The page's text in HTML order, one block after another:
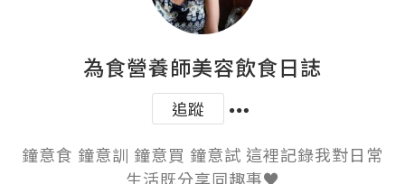
為食營養師美容飲食日誌
追蹤
鐘意食 鐘意訓 鐘意買 鐘意試 這裡記錄我對日常
生活既分享同趣事♥